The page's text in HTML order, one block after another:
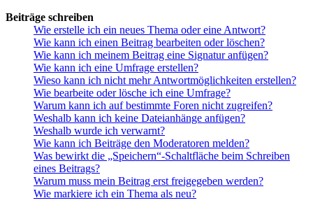
Beiträge schreiben
Wie erstelle ich ein neues Thema oder eine Antwort?
Wie kann ich einen Beitrag bearbeiten oder löschen?
Wie kann ich meinem Beitrag eine Signatur anfügen?
Wie kann ich eine Umfrage erstellen?
Wieso kann ich nicht mehr Antwortmöglichkeiten erstellen?
Wie bearbeite oder lösche ich eine Umfrage?
Warum kann ich auf bestimmte Foren nicht zugreifen?
Weshalb kann ich keine Dateianhänge anfügen?
Weshalb wurde ich verwarnt?
Wie kann ich Beiträge den Moderatoren melden?
Was bewirkt die „Speichern“-Schaltfläche beim Schreiben
eines Beitrags?
Warum muss mein Beitrag erst freigegeben werden?
Wie markiere ich ein Thema als neu?